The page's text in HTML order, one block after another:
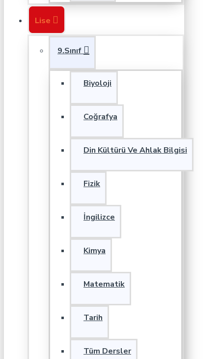
Lise
9.Sınıf
Biyoloji
Coğrafya
Din Kültürü Ve Ahlak Bilgisi
Fizik
İngilizce
Kimya
Matematik
Tarih
Tüm Dersler